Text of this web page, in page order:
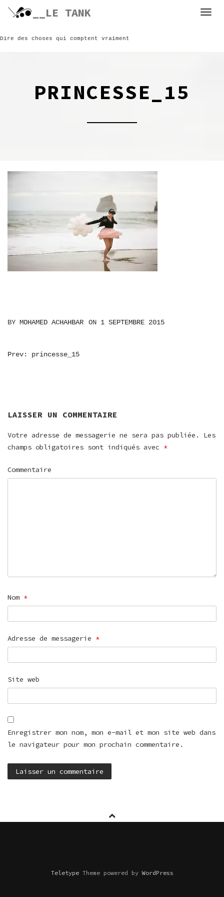
Skip
__LE TANK
Dire des choses qui comptent vraiment
PRINCESSE_15
BY MOHAMED ACHAHBAR ON 1 SEPTEMBRE 2015
NAVIGATION
Prev: princesse_15
LAISSER UN COMMENTAIRE
Votre adresse de messagerie ne sera pas publiée.
Les
champs obligatoires sont indiqués avec *
Commentaire
Nom *
Adresse de messagerie *
Site web
Enregistrer mon nom, mon e-mail et mon site web dans
le navigateur pour mon prochain commentaire.
TeletypeTheme powered byWordPress